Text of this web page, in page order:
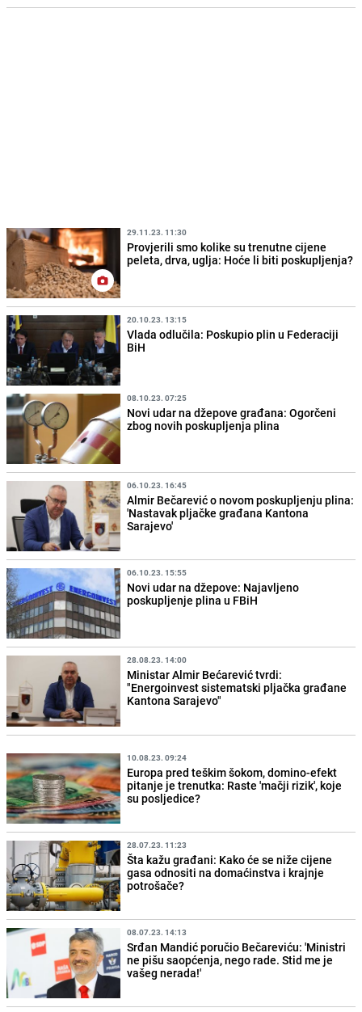
29.11.23. 11:30
Provjerili smo kolike su trenutne cijene
peleta, drva, uglja: Hoće li biti poskupljenja?
20.10.23. 13:15
Vlada odlučila: Poskupio plin u Federaciji
BiH
08.10.23. 07:25
Novi udar na džepove građana: Ogorčeni
zbog novih poskupljenja plina
06.10.23. 16:45
Almir Bečarević o novom poskupljenju plina:
'Nastavak pljačke građana Kantona
Sarajevo'
06.10.23. 15:55
Novi udar na džepove: Najavljeno
poskupljenje plina u FBiH
28.08.23. 14:00
Ministar Almir Bećarević tvrdi:
"Energoinvest sistematski pljačka građane
Kantona Sarajevo"
10.08.23. 09:24
Europa pred teškim šokom, domino-efekt
pitanje je trenutka: Raste 'mačji rizik', koje
su posljedice?
28.07.23. 11:23
Šta kažu građani: Kako će se niže cijene
gasa odnositi na domaćinstva i krajnje
potrošače?
08.07.23. 14:13
Srđan Mandić poručio Bečareviću: 'Ministri
ne pišu saopćenja, nego rade. Stid me je
vašeg nerada!'